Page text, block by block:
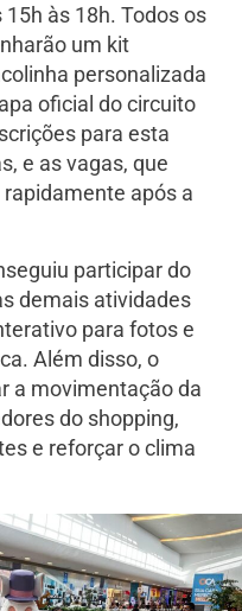
às 18h. Todos os
um kit
personalizada
oficial do circuito
para esta
e as vagas, que
após a
participar do
demais atividades
para fotos e
Além disso, o
a movimentação da
do shopping,
e reforçar o clima